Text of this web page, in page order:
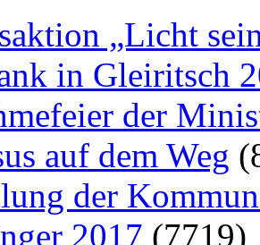
„Licht
in Gleiritsch
der
auf dem Weg
der
2017 (7719)